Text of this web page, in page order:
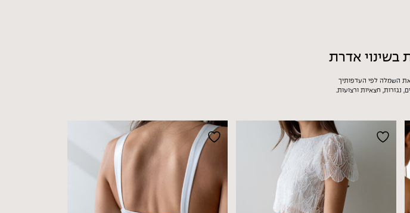
בשינוי אדרת
השמלה לפי העדפותיך
נגזרות, חצאיות ורצועות.